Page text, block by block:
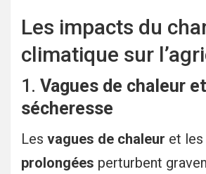
Les impacts du
climatique sur
1. Vagues de chaleur et
sécheresse
Les vagues de chaleur et les
prolongées perturbent